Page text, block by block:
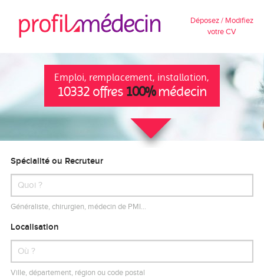
Déposez / Modifiez
votre CV
Emploi, remplacement, installation,
10332 offres 100%médecin
Spécialité ou Recruteur
Généraliste, chirurgien, médecin de PMI…
Localisation
Ville, département, région ou code postal